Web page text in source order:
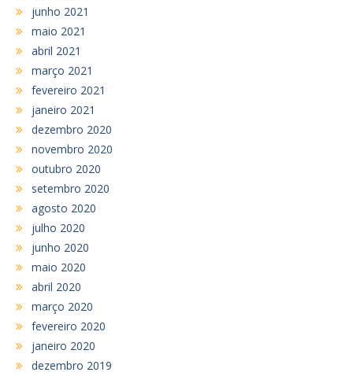
junho 2021
maio 2021
abril 2021
março 2021
fevereiro 2021
janeiro 2021
dezembro 2020
novembro 2020
outubro 2020
setembro 2020
agosto 2020
julho 2020
junho 2020
maio 2020
abril 2020
março 2020
fevereiro 2020
janeiro 2020
dezembro 2019